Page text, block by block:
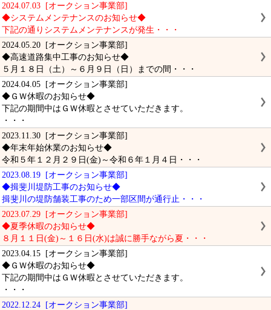
2024.07.03 [オークション事業部]
◆システムメンテナンスのお知らせ◆
下記の通りシステムメンテナンスが発生・・・
2024.05.20 [オークション事業部]
◆高速道路集中工事のお知らせ◆
５月１８日（土）～６月９日（日）までの間・・・
2024.04.05 [オークション事業部]
◆ＧＷ休暇のお知らせ◆
下記の期間中はＧＷ休暇とさせていただきます。
・・・
2023.11.30 [オークション事業部]
◆年末年始休業のお知らせ◆
令和５年１２月２９日(金)～令和６年１月４日・・・
2023.08.19 [オークション事業部]
◆揖斐川堤防工事のお知らせ◆
揖斐川の堤防舗装工事のため一部区間が通行止・・・
2023.07.29 [オークション事業部]
◆夏季休暇のお知らせ◆
８月１１日(金)～１６日(水)は誠に勝手ながら夏・・・
2023.04.15 [オークション事業部]
◆ＧＷ休暇のお知らせ◆
下記の期間中はＧＷ休暇とさせていただきます。
・・・
2022.12.24 [オークション事業部]